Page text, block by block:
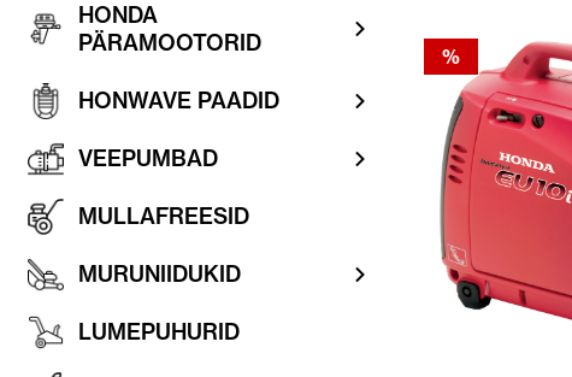
HONDA
PÄRAMOOTORID
HONWAVE PAADID
VEEPUMBAD
MULLAFREESID
MURUNIIDUKID
LUMEPUHURID
%